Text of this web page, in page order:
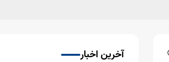
آخرین اخبار